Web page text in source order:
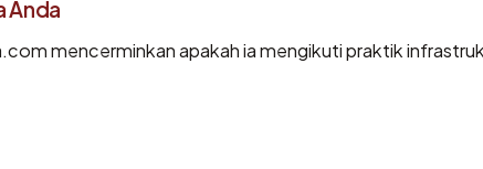
Anda
mencerminkan apakah ia mengikuti praktik